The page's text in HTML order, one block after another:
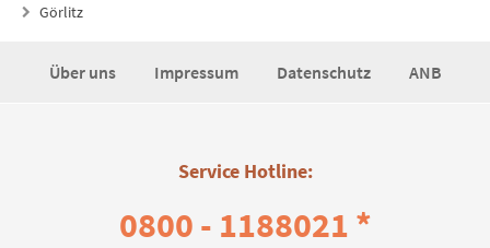
Görlitz
Über uns Impressum Datenschutz ANB
Service Hotline:
0800 - 1188021 *